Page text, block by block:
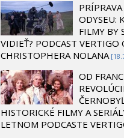
ODYSEU:
FILMY BY
VIDIEŤ? PODCAST VERTIGO
CHRISTOPHERA NOLANA
OD
HISTORICKÉ FILMY A
LETNOM PODCASTE